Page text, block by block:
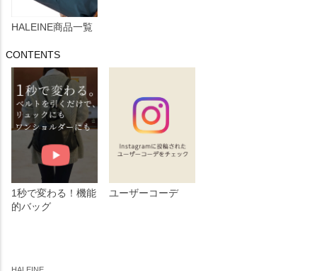
HALEINE商品一覧
CONTENTS
1秒で変わる！機能
的バッグ
ユーザーコーデ